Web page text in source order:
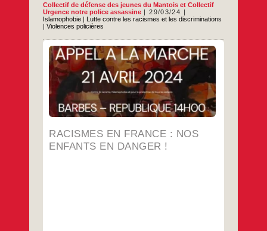
Collectif de défense des jeunes du Mantois etCollectif
Urgence notre police assassine
29/03/24
Islamophobie | Lutte contre les racismes et les discriminations
|Violences policières
RACISMES EN FRANCE : NOS
ENFANTS EN DANGER !
En mémoire d’Amine Bentounsi, emprisonné
et « tué » socialement à l’âge de 13 ans,
puis tué d’une balle dans le dos, par la
police française le 21/04/2012. En mémoire
de toutes les jeunes victimes de violences
policières, judiciaires et carcérales. Alors
que le 3 décembre 2023, nous fêtions les 40
ans
…
RACISMES
FRANCE
:
NOS